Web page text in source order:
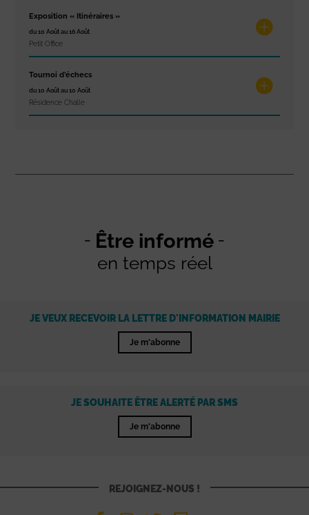
Exposition « Itinéraires »
du 10 Août au 16 Août
Petit Office
Tournoi d’échecs
du 10 Août au 10 Août
Résidence Challe
Être informé
en temps réel
JE VEUX RECEVOIR LA LETTRE D'INFORMATION MAIRIE
Je m'abonne
JE SOUHAITE ÊTRE ALERTÉ PAR SMS
Je m'abonne
REJOIGNEZ-NOUS !